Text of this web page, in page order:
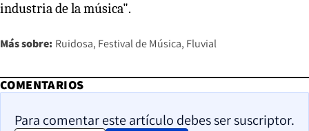
industria de la música".
Más sobre: Ruidosa Festival de Música Fluvial
COMENTARIOS
Para comentar este artículo debes ser suscriptor.